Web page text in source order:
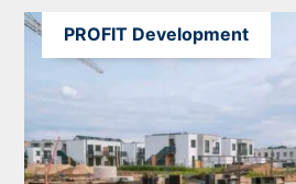
PROFIT Development